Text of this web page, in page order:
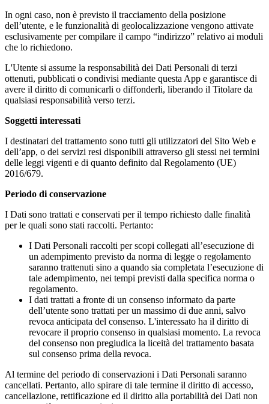
In ogni caso, non è previsto il tracciamento della posizione
dell’utente, e le funzionalità di geolocalizzazione vengono attivate
esclusivamente per compilare il campo “indirizzo” relativo ai moduli
che lo richiedono.
L'Utente si assume la responsabilità dei Dati Personali di terzi
ottenuti, pubblicati o condivisi mediante questa App e garantisce di
avere il diritto di comunicarli o diffonderli, liberando il Titolare da
qualsiasi responsabilità verso terzi.
Soggetti interessati
I destinatari del trattamento sono tutti gli utilizzatori del Sito Web e
dell’app, o dei servizi resi disponibili attraverso gli stessi nei termini
delle leggi vigenti e di quanto definito dal Regolamento (UE)
2016/679.
Periodo di conservazione
I Dati sono trattati e conservati per il tempo richiesto dalle finalità
per le quali sono stati raccolti. Pertanto:
I Dati Personali raccolti per scopi collegati all’esecuzione di
un adempimento previsto da norma di legge o regolamento
saranno trattenuti sino a quando sia completata l’esecuzione di
tale adempimento, nei tempi previsti dalla specifica norma o
regolamento.
I dati trattati a fronte di un consenso informato da parte
dell’utente sono trattati per un massimo di due anni, salvo
revoca anticipata del consenso. L'interessato ha il diritto di
revocare il proprio consenso in qualsiasi momento. La revoca
del consenso non pregiudica la liceità del trattamento basata
sul consenso prima della revoca.
Al termine del periodo di conservazioni i Dati Personali saranno
cancellati. Pertanto, allo spirare di tale termine il diritto di accesso,
cancellazione, rettificazione ed il diritto alla portabilità dei Dati non